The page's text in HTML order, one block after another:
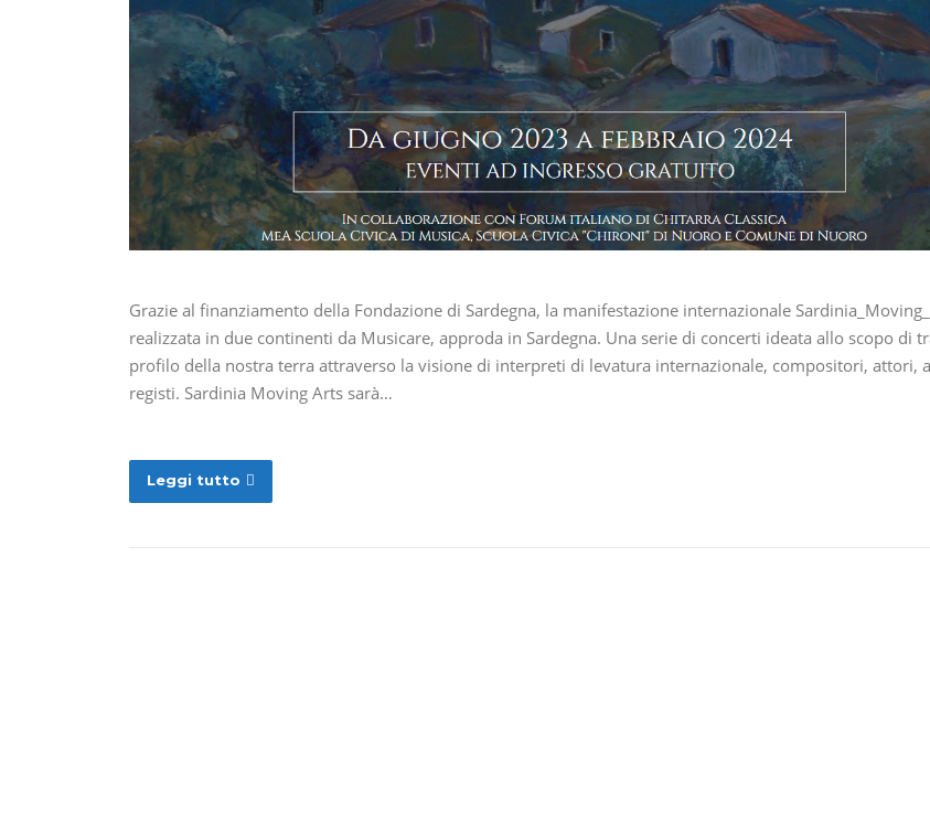
Grazie al finanziamento della Fondazione di Sardegna, la manifestazione internazionale
realizzata in due continenti da Musicare, approda in Sardegna. Una serie di concerti ideata allo scopo di
profilo della nostra terra attraverso la visione di interpreti di levatura internazionale, compositori, attori,
registi. Sardinia Moving Arts sarà…
Leggi tutto